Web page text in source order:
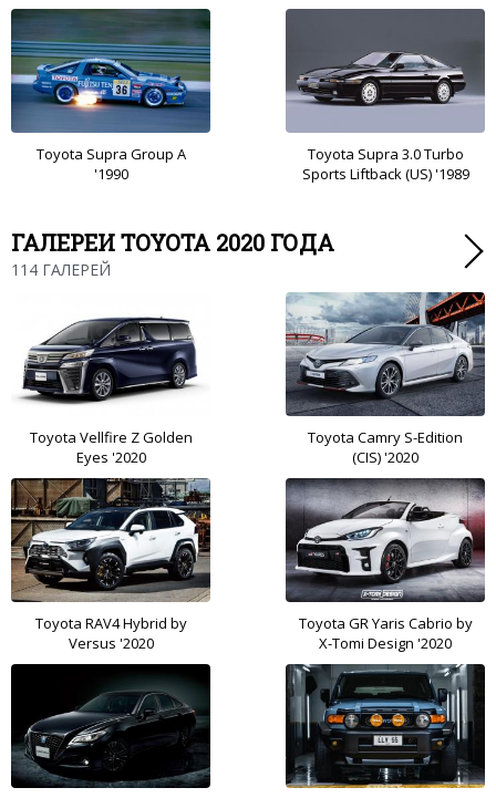
Toyota Supra Group A
'1990
Toyota Supra 3.0 Turbo
Sports Liftback (US) '1989
ГАЛЕРЕИ TOYOTA 2020 ГОДА
114 ГАЛЕРЕЙ
Toyota Vellfire Z Golden
Eyes '2020
Toyota Camry S-Edition
(CIS) '2020
Toyota RAV4 Hybrid by
Versus '2020
Toyota GR Yaris Cabrio by
X-Tomi Design '2020